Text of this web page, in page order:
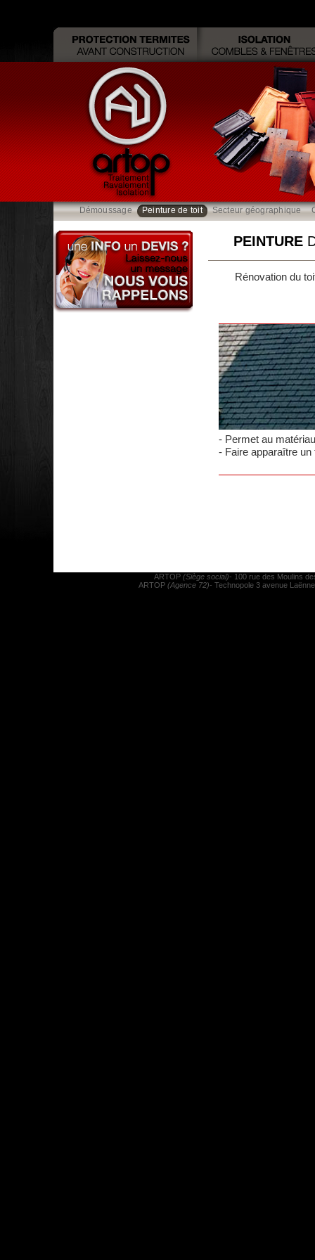
Démoussage Peinture de toit Secteur géographique
PEINTURE
Rénovation du
- Permet au
- Faire apparaître
ARTOP (Siège social)- 100 rue des Moulins
ARTOP (Agence 72)- Technopole 3 avenue